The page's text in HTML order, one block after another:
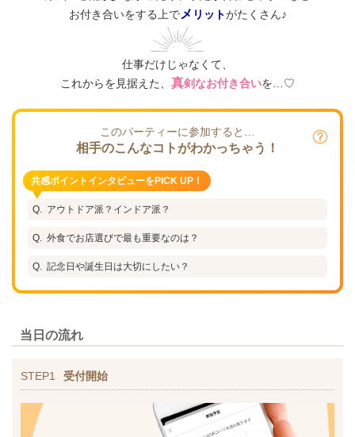
お付き合いをする上でメ リットがたくさん♪
仕事だけじゃなくて、
これからを見据えた、 真剣なお付き合いを…♡
このパーティーに参加すると…
相手のこんなコトがわかっちゃう！
共感ポイントインタビューをPICK UP！
アウトドア派？インドア派？
外食でお店選びで最も重要なのは？
記念日や誕生日は大切にしたい？
当日の流れ
STEP1 受付開始